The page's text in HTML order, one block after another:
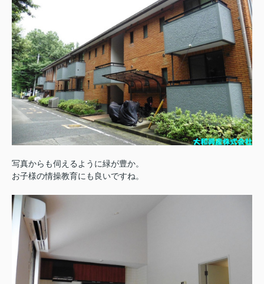
写真からも伺えるように緑が豊か。
お子様の情操教育にも良いですね。